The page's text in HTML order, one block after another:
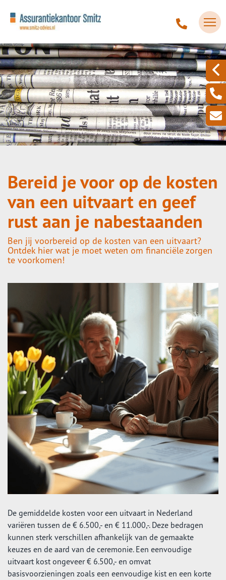
Bereid je voor op de kosten
van een uitvaart en geef
rust aan je nabestaanden
Ben jij voorbereid op de kosten van een uitvaart?
Ontdek hier wat je moet weten om financiële zorgen
te voorkomen!
De gemiddelde kosten voor een uitvaart in Nederland
variëren tussen de € 6.500,- en € 11.000,-. Deze bedragen
kunnen sterk verschillen afhankelijk van de gemaakte
keuzes en de aard van de ceremonie. Een eenvoudige
uitvaart kost ongeveer € 6.500,- en omvat
basisvoorzieningen zoals een eenvoudige kist en een korte